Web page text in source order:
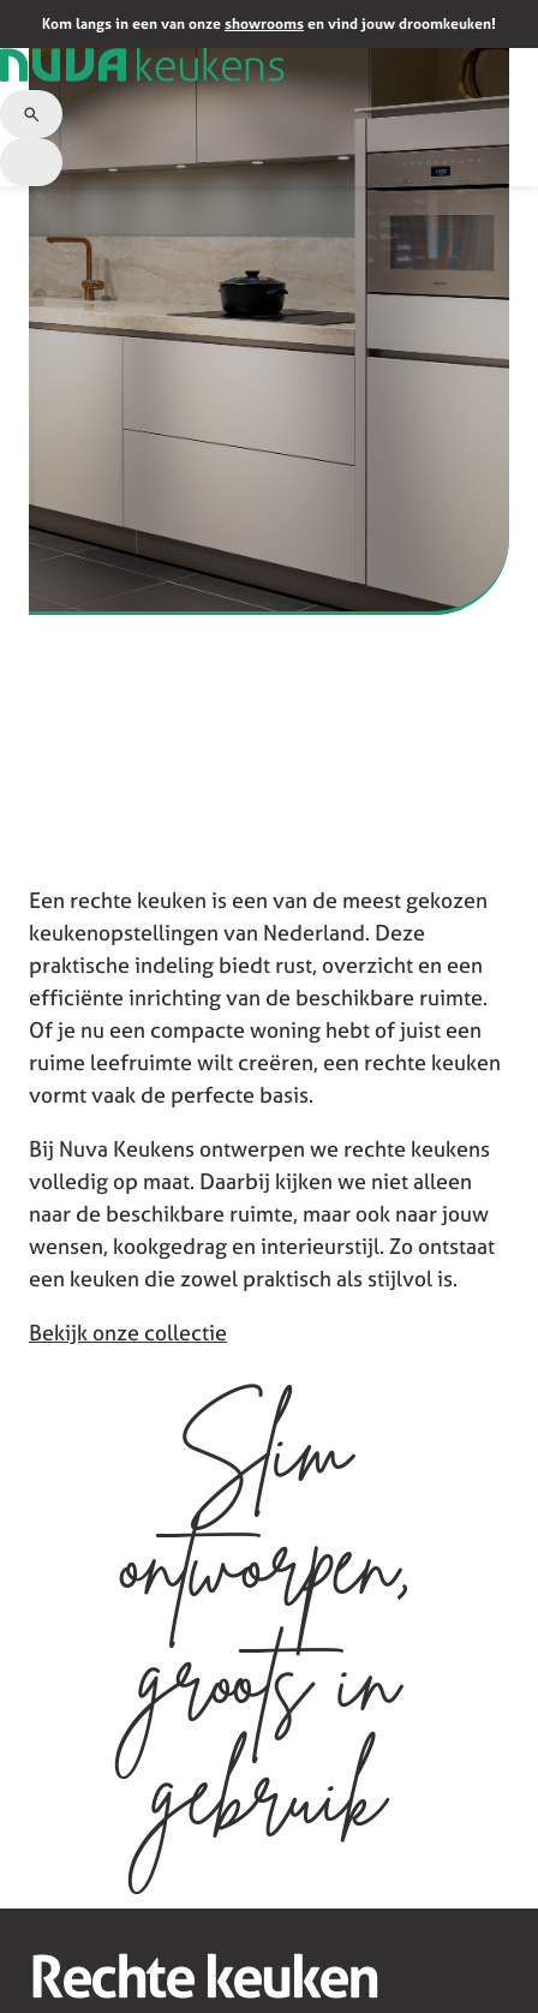
Kom langs in een van onze showrooms en vind jouw droomkeuken!
Een rechte keuken is een van de meest gekozen
keukenopstellingen van Nederland. Deze
praktische indeling biedt rust, overzicht en een
efficiënte inrichting van de beschikbare ruimte.
Of je nu een compacte woning hebt of juist een
ruime leefruimte wilt creëren, een rechte keuken
vormt vaak de perfecte basis.
Bij Nuva Keukens ontwerpen we rechte keukens
volledig op maat. Daarbij kijken we niet alleen
naar de beschikbare ruimte, maar ook naar jouw
wensen, kookgedrag en interieurstijl. Zo ontstaat
een keuken die zowel praktisch als stijlvol is.
Bekijk onze collectie
Slim
ontworpen,
groots in
gebruik
Rechte keuken